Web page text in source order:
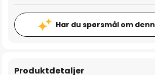
Har du spørsmål om
Produktdetaljer